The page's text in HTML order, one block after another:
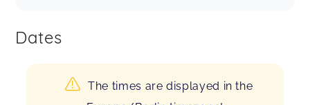
Dates
The times are displayed in the